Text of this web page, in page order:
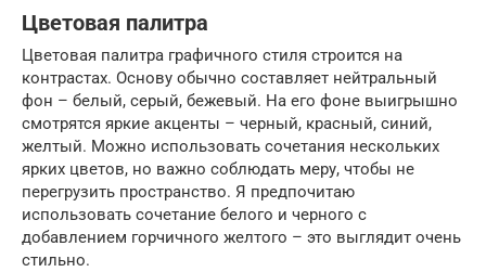
Цветовая палитра
Цветовая палитра графичного стиля строится на
контрастах. Основу обычно составляет нейтральный
фон – белый, серый, бежевый. На его фоне выигрышно
смотрятся яркие акценты – черный, красный, синий,
желтый. Можно использовать сочетания нескольких
ярких цветов, но важно соблюдать меру, чтобы не
перегрузить пространство. Я предпочитаю
использовать сочетание белого и черного с
добавлением горчичного желтого – это выглядит очень
стильно.